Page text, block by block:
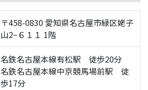
〒458-0830 愛知県名古屋市緑区姥子
山2−６１１ 1階
名鉄名古屋本線有松駅 徒歩20分
名鉄名古屋本線中京競馬場前駅 徒
歩17分